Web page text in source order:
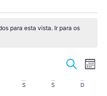
para esta vista. Ir para os
de
Pesquisar
Mês
S S D